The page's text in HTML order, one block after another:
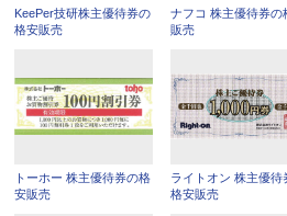
KeePer技研株主優待券の
格安販売
ナフコ 株主優待券の
販売
トーホー 株主優待券の格
安販売
ライトオン 株主優待
格安販売